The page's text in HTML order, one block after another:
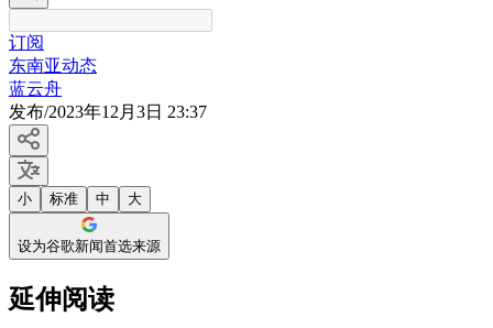
订阅
东南亚动态
蓝云舟
发布/2023年12月3日 23:37
小 标准 中 大
设为谷歌新闻首选来源
延伸阅读